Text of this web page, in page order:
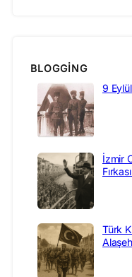
BLOGGING
9
İzmir
Türk